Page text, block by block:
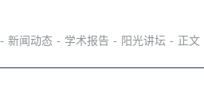
- 新闻动态 - 学术报告 - 阳光讲坛 - 正文